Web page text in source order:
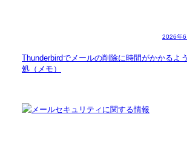
2026年6
Thunderbirdでメールの削除に時間がかかるよ
処（メモ）